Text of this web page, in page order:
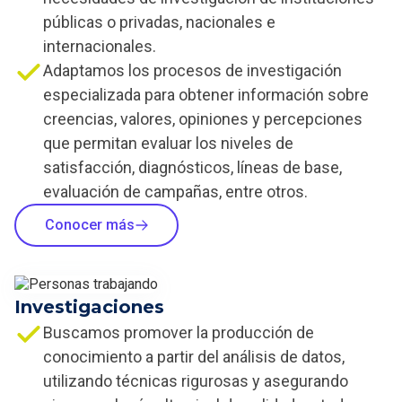
públicas o privadas, nacionales e
internacionales.
Adaptamos los procesos de investigación
especializada para obtener información sobre
creencias, valores, opiniones y percepciones
que permitan evaluar los niveles de
satisfacción, diagnósticos, líneas de base,
evaluación de campañas, entre otros.
Conocer más
Investigaciones
Buscamos promover la producción de
conocimiento a partir del análisis de datos,
utilizando técnicas rigurosas y asegurando